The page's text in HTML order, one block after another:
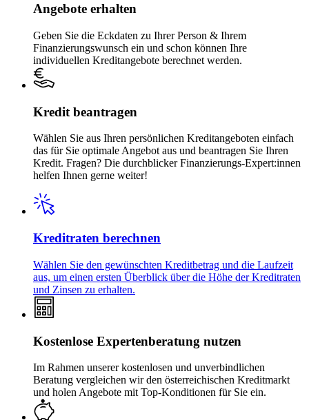
Angebote erhalten
Geben Sie die Eckdaten zu Ihrer Person & Ihrem
Finanzierungswunsch ein und schon können Ihre
individuellen Kreditangebote berechnet werden.
Kredit beantragen
Wählen Sie aus Ihren persönlichen Kreditangeboten einfach
das für Sie optimale Angebot aus und beantragen Sie Ihren
Kredit. Fragen? Die durchblicker Finanzierungs-Expert:innen
helfen Ihnen gerne weiter!
Kreditraten berechnen
Wählen Sie den gewünschten Kreditbetrag und die Laufzeit
aus, um einen ersten Überblick über die Höhe der Kreditraten
und Zinsen zu erhalten.
Kostenlose Expertenberatung nutzen
Im Rahmen unserer kostenlosen und unverbindlichen
Beratung vergleichen wir den österreichischen Kreditmarkt
und holen Angebote mit Top-Konditionen für Sie ein.